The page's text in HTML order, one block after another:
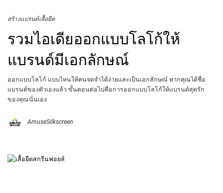
สร้างแบรนด์เสื้อยืด
รวมไอเดียออกแบบโลโก้ให้
แบรนด์มีเอกลักษณ์
ออกแบบโลโก้ แบบไหนให้คนจดจำได้ง่ายและเป็นเอกลักษณ์ หากคุณได้ชื่อ
แบรนด์ของตัวเองแล้ว ขั้นตอนต่อไปคือการออกแบบโลโก้ให้แบรนด์สุดรัก
ของคุณนั่นเอง
AmuseSilkscreen